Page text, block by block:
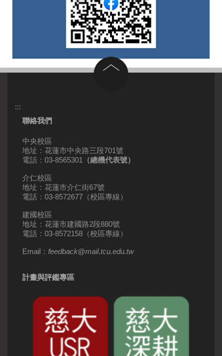
回到頂部
:::
聯絡我們
中央校區
地址：花蓮市中央路三段701號
電話：03-8565301
（總機代表號）
介仁校區
地址：花蓮市介仁街67號
電話：03-8572677（校區專線）
建國校區
地址：花蓮市建國路2段880號
電話：03-8572158（校區專線）
Email： feedback@mail.tcu.edu.tw
計畫與評鑑專區